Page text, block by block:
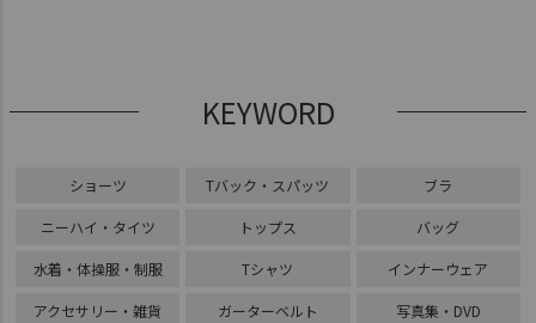
KEYWORD
ショーツ Tバック・スパッツ ブラ
ニーハイ・タイツ トップス バッグ
水着・体操服・制服 Tシャツ インナーウェア
アクセサリー・雑貨 ガーターベルト 写真集・DVD